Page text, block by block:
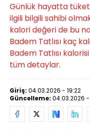
Günlük hayatta
ilgili bilgili sahibi
kalori değeri de bu
Badem Tatlısı kaç
Badem Tatlısı
tüm detaylar.
Giriş: 04.03.2026 - 19:22
Güncelleme: 04.03.2026 -